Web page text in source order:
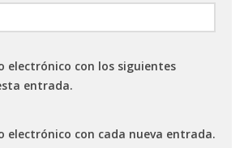
electrónico con los siguientes
entrada.
electrónico con cada nueva entrada.